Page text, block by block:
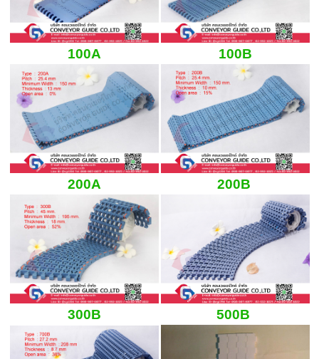
100A 100B
200A 200B
300B 500B